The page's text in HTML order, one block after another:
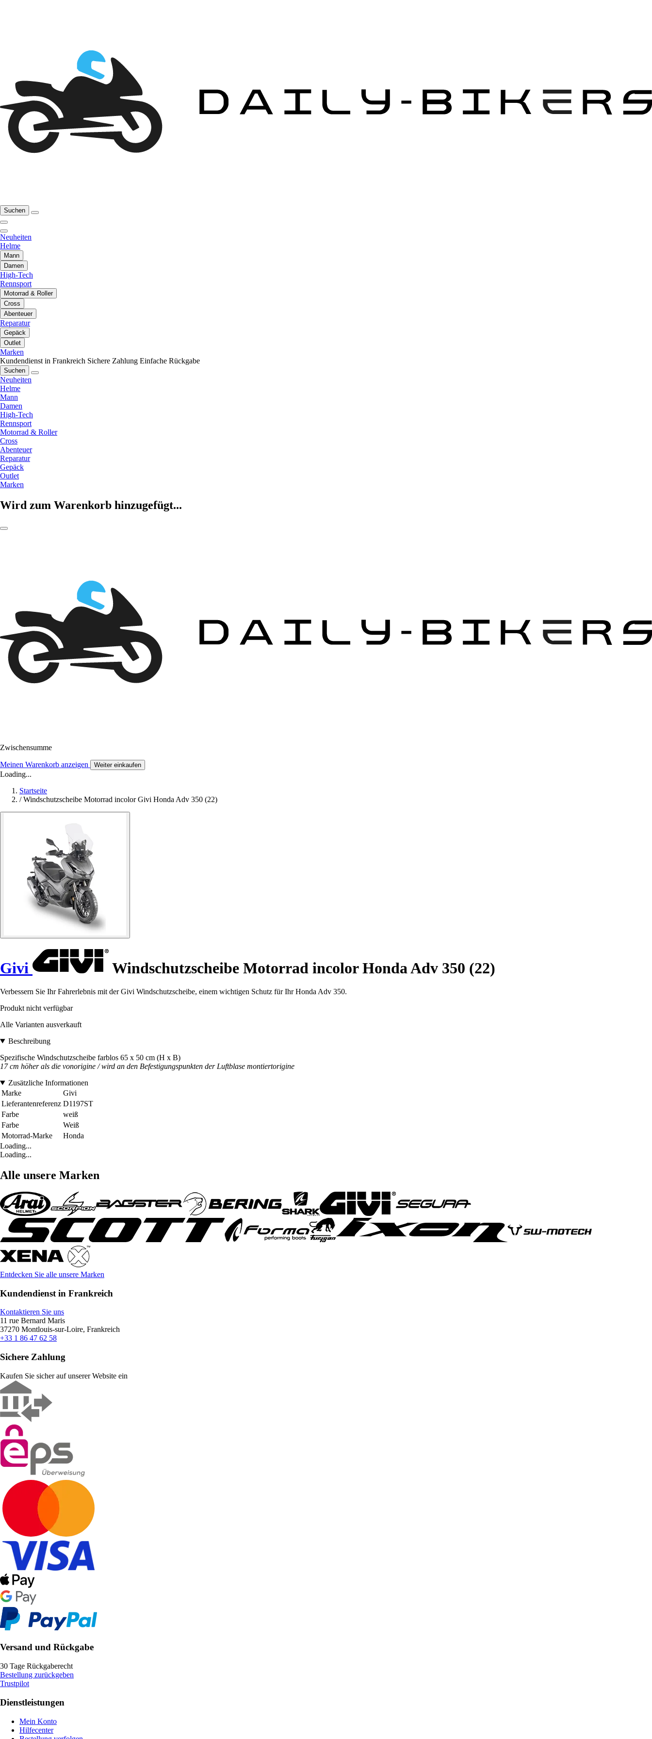
Suchen
Neuheiten
Helme
Mann
Damen
High-Tech
Rennsport
Motorrad & Roller
Cross
Abenteuer
Reparatur
Gepäck
Outlet
Marken
Kundendienst in Frankreich Sichere Zahlung Einfache Rückgabe
Suchen
Neuheiten
Helme
Mann
Damen
High-Tech
Rennsport
Motorrad & Roller
Cross
Abenteuer
Reparatur
Gepäck
Outlet
Marken
Wird zum Warenkorb hinzugefügt...
Zwischensumme
Meinen Warenkorb anzeigen Weiter einkaufen
Loading...
Startseite
/ Windschutzscheibe Motorrad incolor Givi Honda Adv 350 (22)
Givi Windschutzscheibe Motorrad incolor Honda Adv 350 (22)
Verbessern Sie Ihr Fahrerlebnis mit der Givi Windschutzscheibe, einem wichtigen Schutz für Ihr Honda Adv 350.
Produkt nicht verfügbar
Alle Varianten ausverkauft
Beschreibung
Spezifische Windschutzscheibe farblos 65 x 50 cm (H x B)
17 cm höher als die vonorigine / wird an den Befestigungspunkten der Luftblase montiertorigine
Zusätzliche Informationen
Marke
Givi
Lieferantenreferenz D1197ST
Farbe
weiß
Farbe
Weiß
Motorrad-Marke
Honda
Loading...
Loading...
Alle unsere Marken
Entdecken Sie alle unsere Marken
Kundendienst in Frankreich
Kontaktieren Sie uns
11 rue Bernard Maris
37270 Montlouis-sur-Loire, Frankreich
+33 1 86 47 62 58
Sichere Zahlung
Kaufen Sie sicher auf unserer Website ein
Versand und Rückgabe
30 Tage Rückgaberecht
Bestellung zurückgeben
Trustpilot
Dienstleistungen
Mein Konto
Hilfecenter